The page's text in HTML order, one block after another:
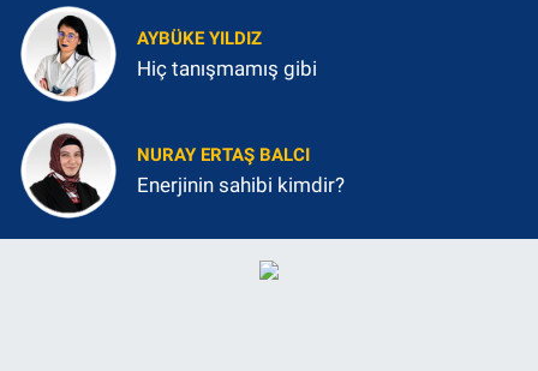
AYBÜKE YILDIZ
Hiç tanışmamış gibi
NURAY ERTAŞ BALCI
Enerjinin sahibi kimdir?